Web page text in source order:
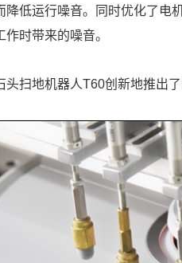
低运行噪音。同时优化了电
时带来的噪音。
扫地机器人T60创新地推出了